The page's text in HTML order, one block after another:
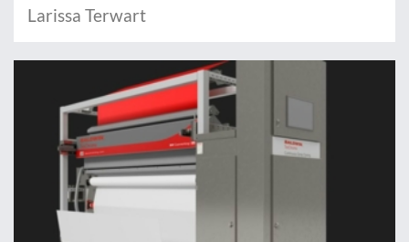
Larissa Terwart